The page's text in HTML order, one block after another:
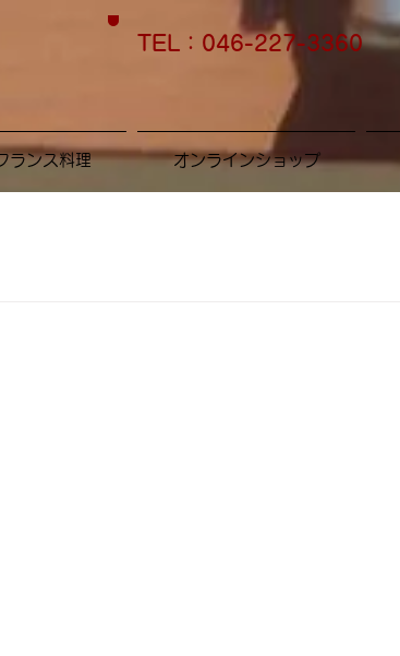
TEL：046-227-3360
ランス料理 オンラインショップ